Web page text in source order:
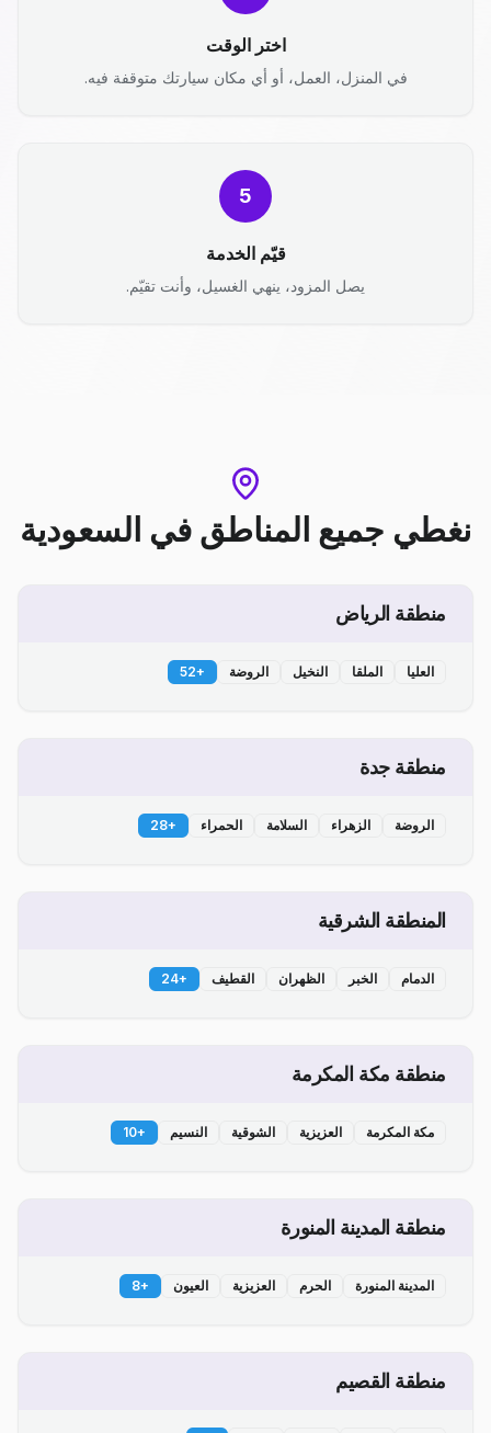
اختر الوقت
في المنزل، العمل، أو أي مكان سيارتك متوقفة فيه.
5
قيّم الخدمة
يصل المزود، ينهي الغسيل، وأنت تقيّم.
نغطي جميع المناطق في السعودية
منطقة الرياض
العليا الملقا النخيل الروضة +
52
منطقة جدة
الروضة الزهراء السلامة الحمراء +
28
المنطقة الشرقية
الدمام الخبر الظهران القطيف +
24
منطقة مكة المكرمة
مكة المكرمة العزيزية الشوقية النسيم +
10
منطقة المدينة المنورة
المدينة المنورة الحرم العزيزية العيون +
8
منطقة القصيم